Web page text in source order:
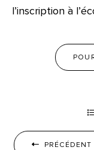
l’inscription à
PRÉCÉDENT